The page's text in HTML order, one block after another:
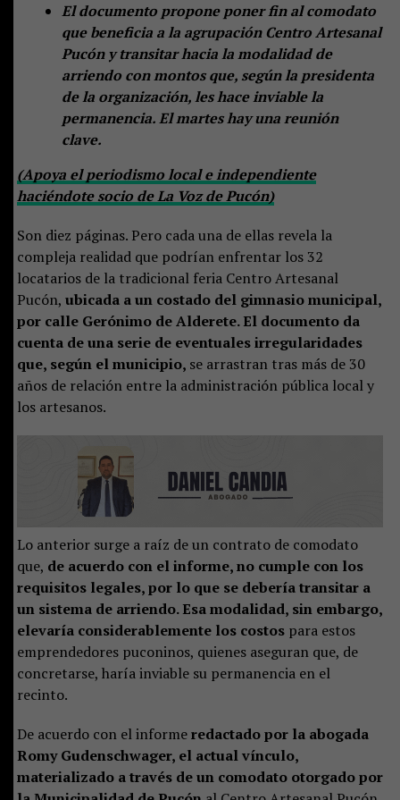
El documento propone poner fin al comodato
que beneficia a la agrupación Centro Artesanal
Pucón y transitar hacia la modalidad de
arriendo con montos que, según la presidenta
de la organización, les hace inviable la
permanencia. El martes hay una reunión
clave.
(Apoya el periodismo local e independiente
haciéndote socio de La Voz de Pucón)
Son diez páginas. Pero cada una de ellas revela la
compleja realidad que podrían enfrentar los 32
locatarios de la tradicional feria Centro Artesanal
Pucón, ubicada a un costado del gimnasio municipal,
por calle Gerónimo de Alderete. El documento da
cuenta de una serie de eventuales irregularidades
que, según el municipio, se arrastran tras más de 30
años de relación entre la administración pública local y
los artesanos.
Lo anterior surge a raíz de un contrato de comodato
que, de acuerdo con el informe, no cumple con los
requisitos legales, por lo que se debería transitar a
un sistema de arriendo. Esa modalidad, sin embargo,
elevaría considerablemente los costospara estos
emprendedores puconinos, quienes aseguran que, de
concretarse, haría inviable su permanencia en el
recinto.
De acuerdo con el informeredactado por la abogada
Romy Gudenschwager, el actual vínculo,
materializado a través de un comodato otorgado por